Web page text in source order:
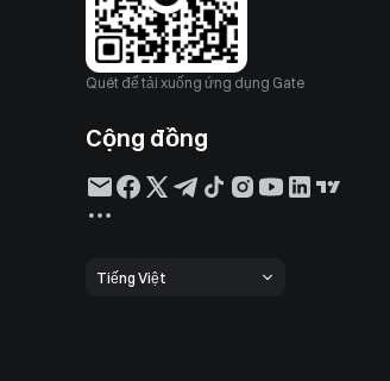
Quét để tải xuống ứng dụng Gate
Cộng đồng
Tiếng Việt